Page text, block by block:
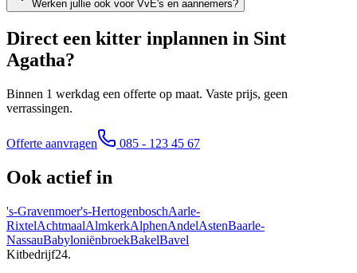
Werken jullie ook voor VvE's en aannemers?
Direct een kitter inplannen in Sint
Agatha?
Binnen 1 werkdag een offerte op maat. Vaste prijs, geen
verrassingen.
Offerte aanvragen 085 - 123 45 67
Ook actief in
's-Gravenmoer's-HertogenboschAarle-
RixtelAchtmaalAlmkerkAlphenAndelAstenBaarle-
NassauBabyloniënbroekBakelBavel
Kitbedrijf24.